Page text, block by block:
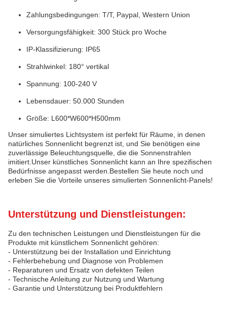
Zahlungsbedingungen: T/T, Paypal, Western Union
Versorgungsfähigkeit: 300 Stück pro Woche
IP-Klassifizierung: IP65
Strahlwinkel: 180° vertikal
Spannung: 100-240 V
Lebensdauer: 50.000 Stunden
Größe: L600*W600*H500mm
Unser simuliertes Lichtsystem ist perfekt für Räume, in denen
natürliches Sonnenlicht begrenzt ist, und Sie benötigen eine
zuverlässige Beleuchtungsquelle, die die Sonnenstrahlen
imitiert.Unser künstliches Sonnenlicht kann an Ihre spezifischen
Bedürfnisse angepasst werden.Bestellen Sie heute noch und
erleben Sie die Vorteile unseres simulierten Sonnenlicht-Panels!
Unterstützung und Dienstleistungen:
Zu den technischen Leistungen und Dienstleistungen für die
Produkte mit künstlichem Sonnenlicht gehören:
- Unterstützung bei der Installation und Einrichtung
- Fehlerbehebung und Diagnose von Problemen
- Reparaturen und Ersatz von defekten Teilen
- Technische Anleitung zur Nutzung und Wartung
- Garantie und Unterstützung bei Produktfehlern